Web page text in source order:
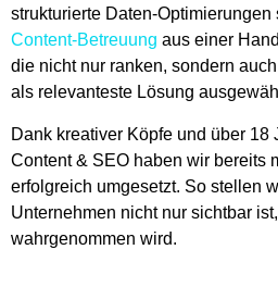
strukturierte Daten-
Content-Betreuung aus einer
die nicht nur ranken, sondern
als relevanteste Lösung
Dank kreativer Köpfe und über 18
Content & SEO haben wir bereits
erfolgreich umgesetzt. So stellen
Unternehmen nicht nur sichtbar
wahrgenommen wird.